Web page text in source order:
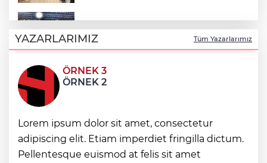
Muğla Milas'ta "Mylasa Band" izdihamı
Uludağ İçecek, 1. FC Nürnberg’in resmi
sponsoru oldu
VakıfBank, Vanja Ivanovic’i transfer etti
YAZARLARIMIZ Tüm Yazarlarımız
ÖRNEK 3
ÖRNEK 2
Lorem ipsum dolor sit amet, consectetur
adipiscing elit. Etiam imperdiet fringilla dictum.
Pellentesque euismod at felis sit amet